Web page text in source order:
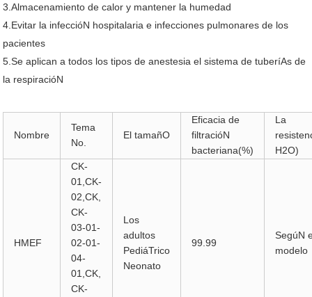
3.Almacenamiento de calor y mantener la humedad
4.Evitar la infeccióN hospitalaria e infecciones pulmonares de los
pacientes
5.Se aplican a todos los tipos de anestesia el sistema de tuberíAs de
la respiracióN
Nombre
Tema
No.
El tamañO
Eficacia de
filtracióN
bacteriana(%)
La
H2O)
HMEF
CK-
01,CK-
02,CK,
CK-
03-01-
02-01-
04-
01,CK,
CK-
Los
adultos
PediáTrico
Neonato
99.99
SegúN
modelo